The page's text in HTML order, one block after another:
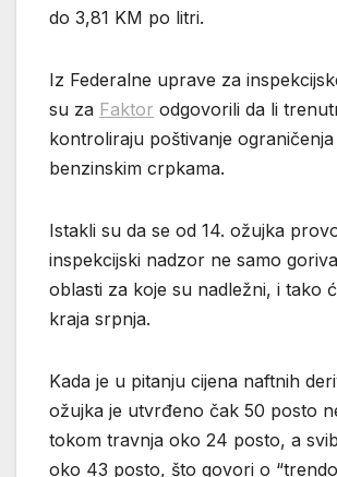
do 3,81 KM po litri.
Iz Federalne uprave za
su za Faktor odgovorili da li
kontroliraju poštivanje
benzinskim crpkama.
Istakli su da se od 14. ožujka
inspekcijski nadzor ne samo
oblasti za koje su nadležni, i tako
kraja srpnja.
Kada je u pitanju cijena naftnih
ožujka je utvrđeno čak 50 posto
tokom travnja oko 24 posto, a
oko 43 posto, što govori o